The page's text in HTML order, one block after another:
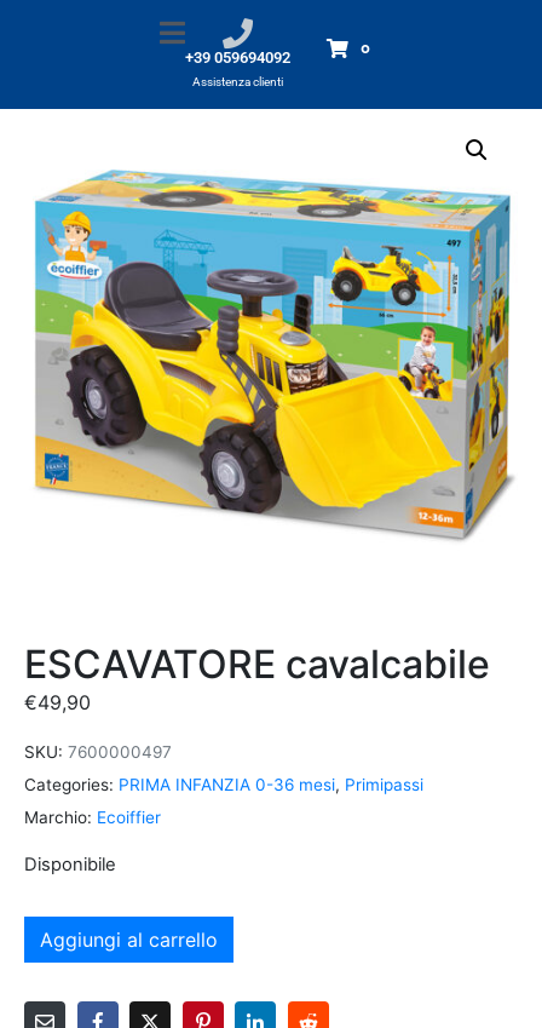
+39 059694092
Assistenza clienti
0
Prodotti ESCAVATORE cavalcabile
ESCAVATORE cavalcabile
€49,90
SKU: 7600000497
Categories: PRIMA INFANZIA 0-36 mesi, Primipassi
Marchio: Ecoiffier
Disponibile
Aggiungi al carrello